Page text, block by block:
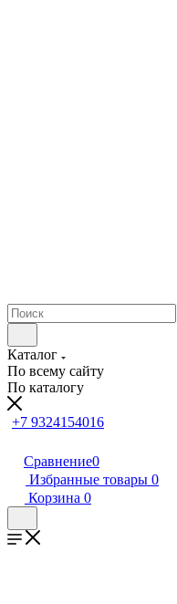
Каталог
По всему сайту
По каталогу
+7 9324154016
Сравнение0
Избранные товары 0
Корзина 0